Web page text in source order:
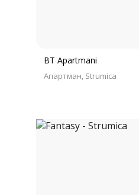
BT Apartmani
Апартман Strumica